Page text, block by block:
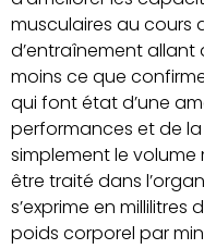
musculaires au cours
d’entraînement allant
moins ce que
qui font état d’une
performances et de
simplement le
être traité dans
s’exprime en millilitres
poids corporel par